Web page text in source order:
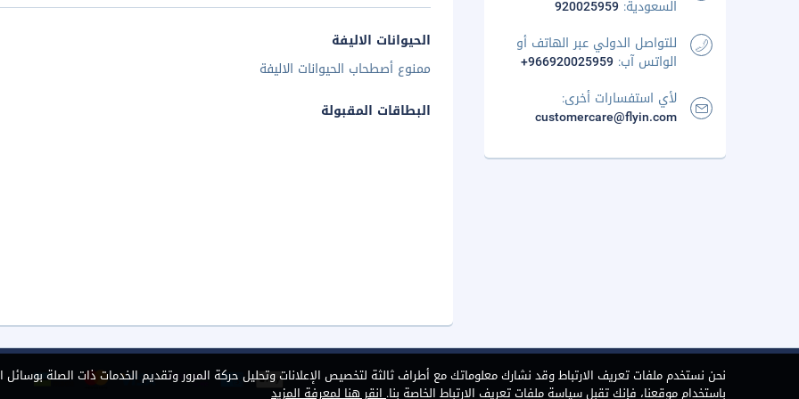
الحيوانات الاليفة
ممنوع أصطحاب الحيوانات الاليفة
البطاقات المقبولة
السعودية: 920025959
للتواصل الدولي عبر الهاتف أو
الواتس آب: +966920025959
لأي استفسارات أخرى:
customercare@flyin.com
نحن نستخدم ملفات تعريف الارتباط وقد نشارك معلوماتك مع أطراف ثالثة لتخصيص الإعلانات وتحليل حركة المرور وتقديم الخدمات ذات الصلة بوسائل
باستخدام موقعنا، فإنك تقبل سياسة ملفات تعريف الارتباط الخاصة بنا.انقر هنا لمعرفة المزيد